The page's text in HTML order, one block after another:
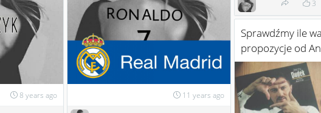
8 years ago 11 years ago
3
Sprawdźmy ile
propozycje od